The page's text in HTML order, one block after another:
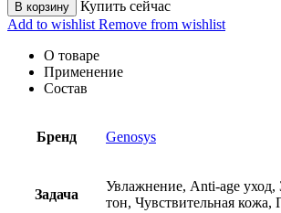
В корзину
Купить сейчас
Add to wishlist Remove from wishlist
О товаре
Применение
Состав
Бренд Genosys
Задача
Увлажнение, Anti-age
тон, Чувствительная кожа,